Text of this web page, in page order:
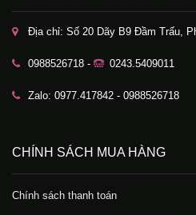
Địa chỉ: Số 20 Dãy B9 Đầm Trấu,
0988526718 - 0243.5409011
Zalo: 0977.417842 - 0988526718
CHÍNH SÁCH MUA HÀNG
Chính sách thanh toán